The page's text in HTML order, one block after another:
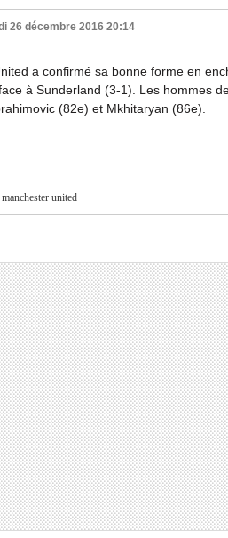
26 décembre 2016 20:14
a confirmé sa bonne forme en
à Sunderland (3-1). Les hommes
(82e) et Mkhitaryan (86e).
manchester united